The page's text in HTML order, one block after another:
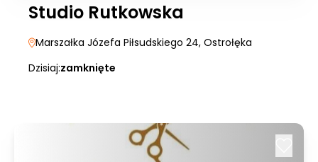
Studio Rutkowska
Marszałka Józefa Piłsudskiego 24, Ostrołęka
Dzisiaj:zamknięte